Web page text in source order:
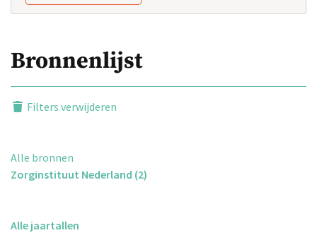
Bronnenlijst
Filters verwijderen
Alle bronnen
Zorginstituut Nederland (2)
Alle jaartallen